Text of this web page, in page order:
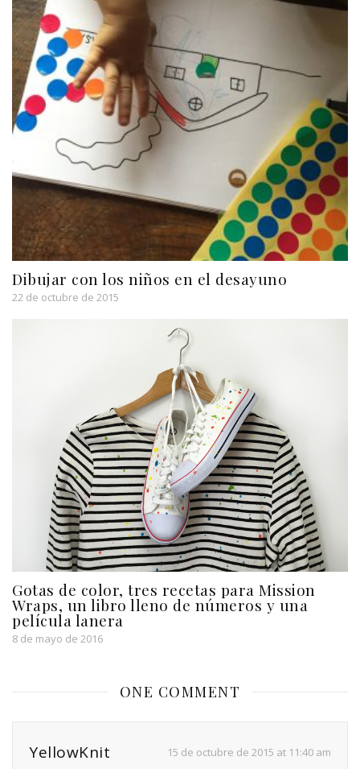
Dibujar con los niños en el desayuno
22 de octubre de 2015
Gotas de color, tres recetas para Mission
Wraps, un libro lleno de números y una
película lanera
8 de mayo de 2016
ONE COMMENT
YellowKnit 15 de octubre de 2015 at 11:40 am